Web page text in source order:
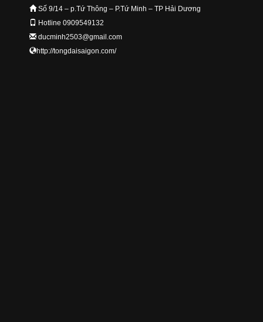
Số 9/14 – p.Tứ Thông – P.Tứ Minh – TP Hải Dương
Hotline 0909549132
ducminh2503@gmail.com
http://tongdaisaigon.com/